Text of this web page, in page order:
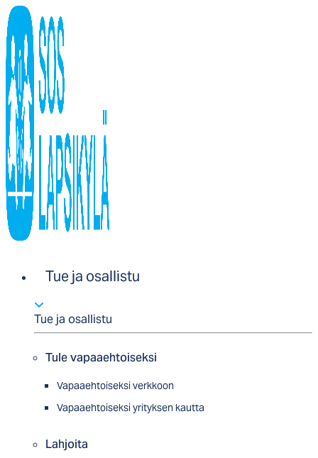
Tue ja osallistu
Tue ja osallistu
Tule vapaaehtoiseksi
Vapaaehtoiseksi verkkoon
Vapaaehtoiseksi yrityksen kautta
Lahjoita